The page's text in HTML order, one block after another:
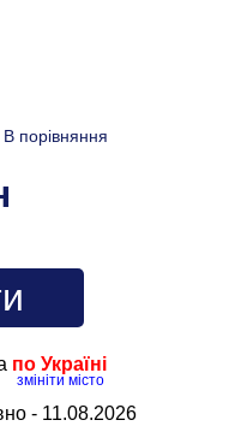
В порівняння
по Україні
змініти місто
- 11.08.2026